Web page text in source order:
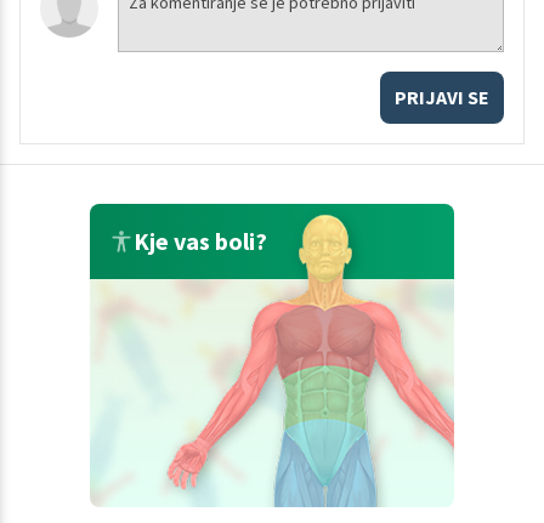
PRIJAVI SE
Kje vas boli?